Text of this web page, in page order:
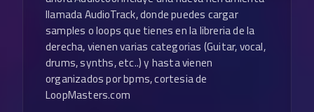
llamada AudioTrack, donde puedes cargar
samples o loops que tienes en la libreria de la
derecha, vienen varias categorias (Guitar, vocal,
drums, synths, etc..) y hasta vienen
organizados por bpms, cortesia de
LoopMasters.com